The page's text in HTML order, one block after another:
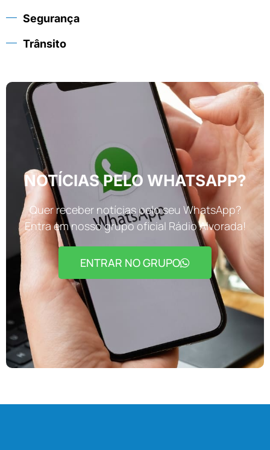
Segurança
Trânsito
NOTÍCIAS PELO WHATSAPP?
Quer receber notícias pelo seu WhatsApp?
Entra em nosso grupo oficial Rádio Alvorada!
ENTRAR NO GRUPO